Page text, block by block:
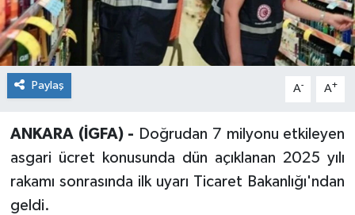
Paylaş A- A+
ANKARA (İGFA) - Doğrudan 7 milyonu etkileyen
asgari ücret konusunda dün açıklanan 2025 yılı
rakamı sonrasında ilk uyarı Ticaret Bakanlığı'ndan
geldi.